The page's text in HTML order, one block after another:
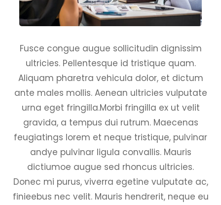
Fusce congue augue sollicitudin dignissim
ultricies. Pellentesque id tristique quam.
Aliquam pharetra vehicula dolor, et dictum
ante males mollis. Aenean ultricies vulputate
urna eget fringilla.Morbi fringilla ex ut velit
gravida, a tempus dui rutrum. Maecenas
feugiatings lorem et neque tristique, pulvinar
andye pulvinar ligula convallis. Mauris
dictiumoe augue sed rhoncus ultricies.
Donec mi purus, viverra egetine vulputate ac,
finieebus nec velit. Mauris hendrerit, neque eu